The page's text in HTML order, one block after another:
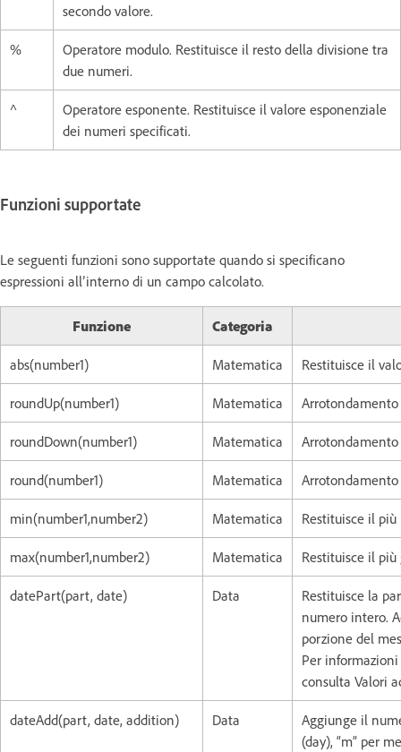
secondo valore.
%
Operatore modulo. Restituisce il resto della divisione tra
due numeri.
^
Operatore esponente. Restituisce il valore esponenziale
dei numeri specificati.
Funzioni supportate
Le seguenti funzioni sono supportate quando si specificano
espressioni all’interno di un campo calcolato.
Funzione Categoria
abs(number1) Matematica Restituisce il
roundUp(number1) Matematica Arrotondamento
roundDown(number1) Matematica
round(number1) Matematica
min(number1,number2) Matematica Restituisce il
max(number1,number2) Matematica Restituisce il
datePart(part, date) Data
Restituisce la
numero intero.
porzione del
Per
consulta Valori
dateAdd(part, date, addition) Data
Aggiunge il
(day), “m” per